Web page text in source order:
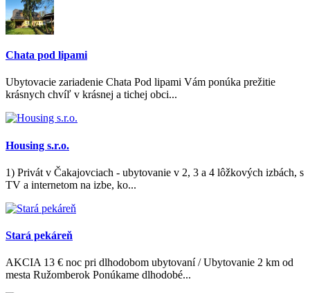
Chata pod lipami
Ubytovacie zariadenie Chata Pod lipami Vám ponúka prežitie
krásnych chvíľ v krásnej a tichej obci...
Housing s.r.o.
1) Privát v Čakajovciach - ubytovanie v 2, 3 a 4 lôžkových izbách, s
TV a internetom na izbe, ko...
Stará pekáreň
AKCIA 13 € noc pri dlhodobom ubytovaní / Ubytovanie 2 km od
mesta Ružomberok Ponúkame dlhodobé...